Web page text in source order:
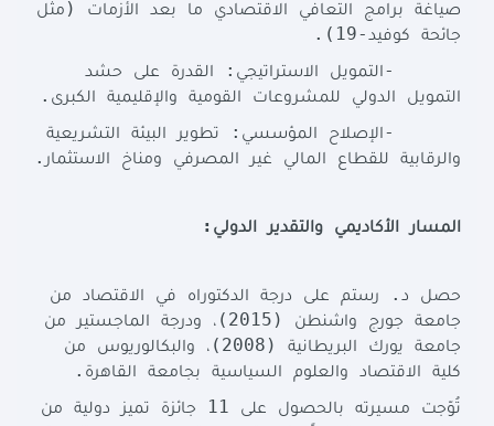
صياغة برامج التعافي الاقتصادي ما بعد الأزمات ( مثل
جائحة
كوفيد-19)
.
-التمويل الاستراتيجي : القدرة على
حشد
التمويل
الدولي للمشروعات القومية والإقليمية الكبرى .
-الإصلاح المؤسسي : تطوير البيئة
التشريعية
والرقابية
للقطاع المالي غير المصرفي ومناخ الاستثمار .
المسار الأكاديمي والتقدير الدولي :
حصل د . رستم على درجة الدكتوراه في الاقتصاد
من
جامعة
جورج واشنطن (2015) ، ودرجة الماجستير
من
جامعة
يورك البريطانية (2008) ، والبكالوريوس
من
كلية
الاقتصاد والعلوم السياسية بجامعة القاهرة .
تُوّجت مسيرته بالحصول على جائزة تميز دولية
من